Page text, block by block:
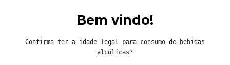
Sem Estrela, LDA
Avenida da Independência, nº8, Arcos
Bem vindo!
Confirma ter a idade legal para consumo de bebidas
alcólicas?